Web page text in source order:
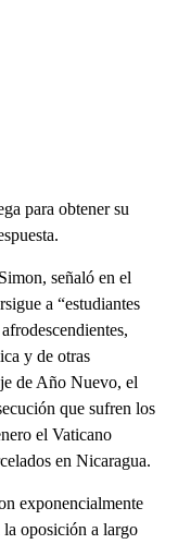
para obtener su
señaló en el
a “estudiantes
y de otras
de Año Nuevo, el
que sufren los
el Vaticano
en Nicaragua.
exponencialmente
la oposición a largo